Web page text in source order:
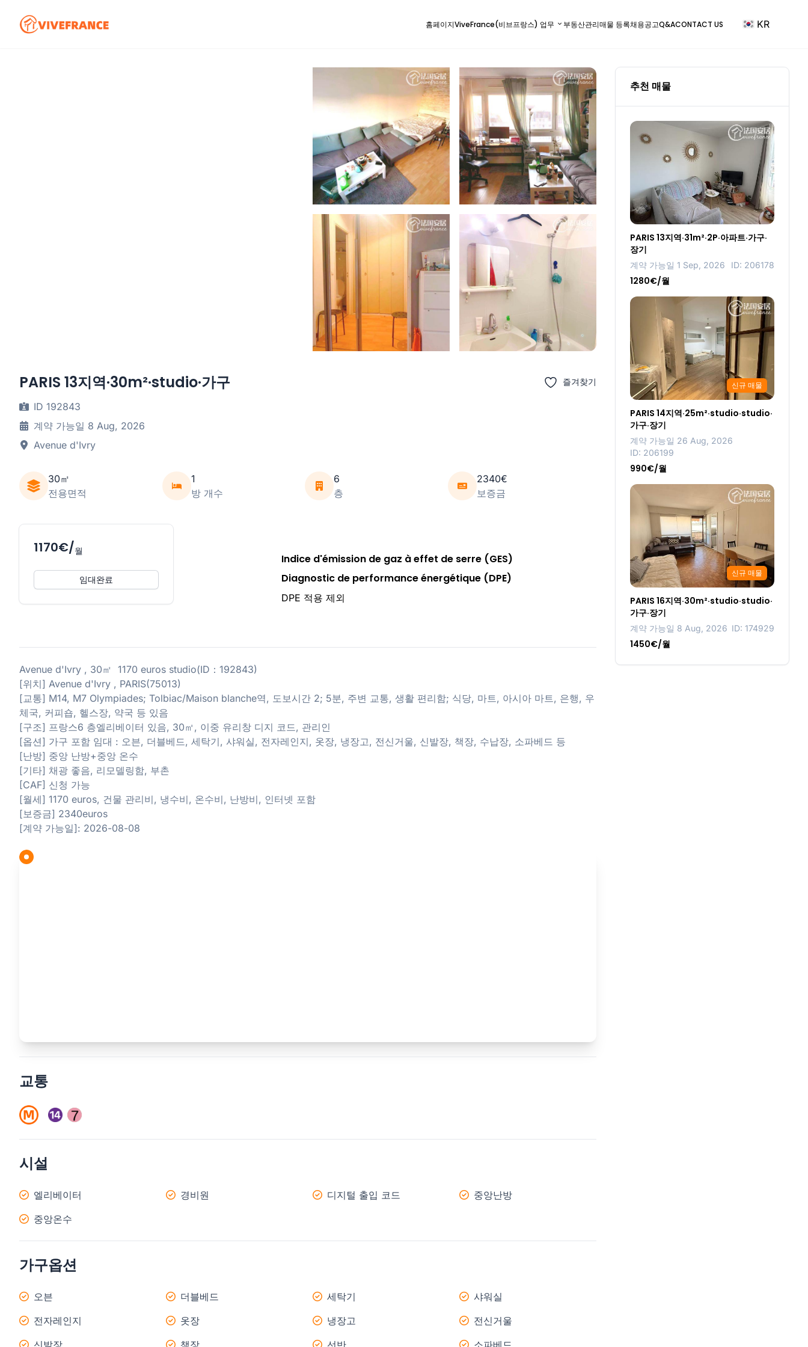
홈페이지ViveFrance(비브프랑스) 업무 부동산관리매물 등록채용공고Q&ACONTACT US KR
PARIS 13지역·30m²·studio·가구 즐겨찾기
ID 192843
계약 가능일 8 Aug, 2026
Avenue d'Ivry
30㎡
전용면적
1
방 개수
6
층
2340€
보증금
1170€/월
임대완료
Indice d'émission de gaz à effet de serre (GES)
Diagnostic de performance énergétique (DPE)
DPE 적용 제외
Avenue d'Ivry , 30㎡ 1170 euros studio(ID：192843)
[위치] Avenue d'Ivry , PARIS(75013)
[교통] M14, M7 Olympiades; Tolbiac/Maison blanche역, 도보시간 2; 5분, 주변 교통, 생활 편리함; 식당, 마트, 아시아 마트, 은행, 우
체국, 커피숍, 헬스장, 약국 등 있음
[구조] 프랑스6 층엘리베이터 있음, 30㎡, 이중 유리창 디지 코드, 관리인
[옵션] 가구 포함 임대 : 오븐, 더블베드, 세탁기, 샤워실, 전자레인지, 옷장, 냉장고, 전신거울, 신발장, 책장, 수납장, 소파베드 등
[난방] 중앙 난방+중앙 온수
[기타] 채광 좋음, 리모델링함, 부촌
[CAF] 신청 가능
[월세] 1170 euros, 건물 관리비, 냉수비, 온수비, 난방비, 인터넷 포함
[보증금] 2340euros
[계약 가능일]: 2026-08-08
교통
시설
엘리베이터 경비원 디지털 출입 코드
중앙난방
중앙온수
가구옵션
오븐 더블베드 세탁기
샤워실
전자레인지
옷장 냉장고
전신거울
신발장
책장 선반 소파베드
추천 매물
PARIS 13지역·31m²·2P·아파트·가구·
장기
계약 가능일 1 Sep, 2026 ID: 206178
1280€/월
신규 매물
PARIS 14지역·25m²·studio·studio·
가구·장기
계약 가능일 26 Aug, 2026
ID: 206199
990€/월
신규 매물
PARIS 16지역·30m²·studio·studio·
가구·장기
계약 가능일 8 Aug, 2026 ID: 174929
1450€/월